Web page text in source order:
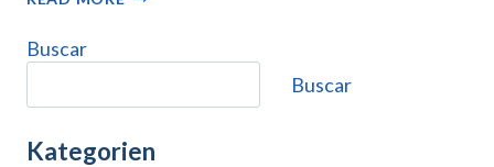
WAS
Buscar
Buscar
Kategorien